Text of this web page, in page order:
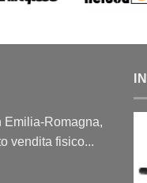
Emilia-Romagna,
vendita fisico...